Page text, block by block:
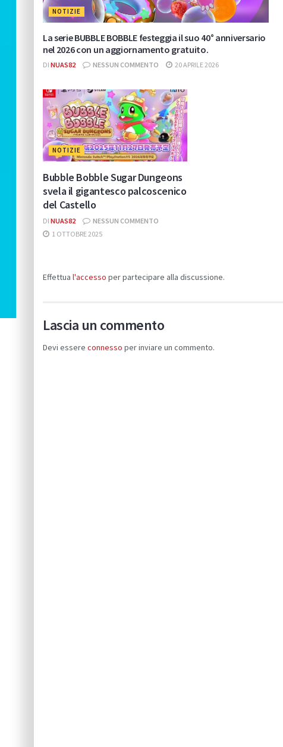
NOTIZIE
La serie BUBBLE BOBBLE festeggia il suo 40° anniversario
nel 2026 con un aggiornamento gratuito.
DI NUAS82 NESSUN COMMENTO 20 APRILE 2026
NOTIZIE
Bubble Bobble Sugar Dungeons
svela il gigantesco palcoscenico
del Castello
DI NUAS82
NESSUN COMMENTO
1 OTTOBRE 2025
Effettua l'accesso per partecipare alla discussione.
Lascia un commento
Devi essere connesso per inviare un commento.